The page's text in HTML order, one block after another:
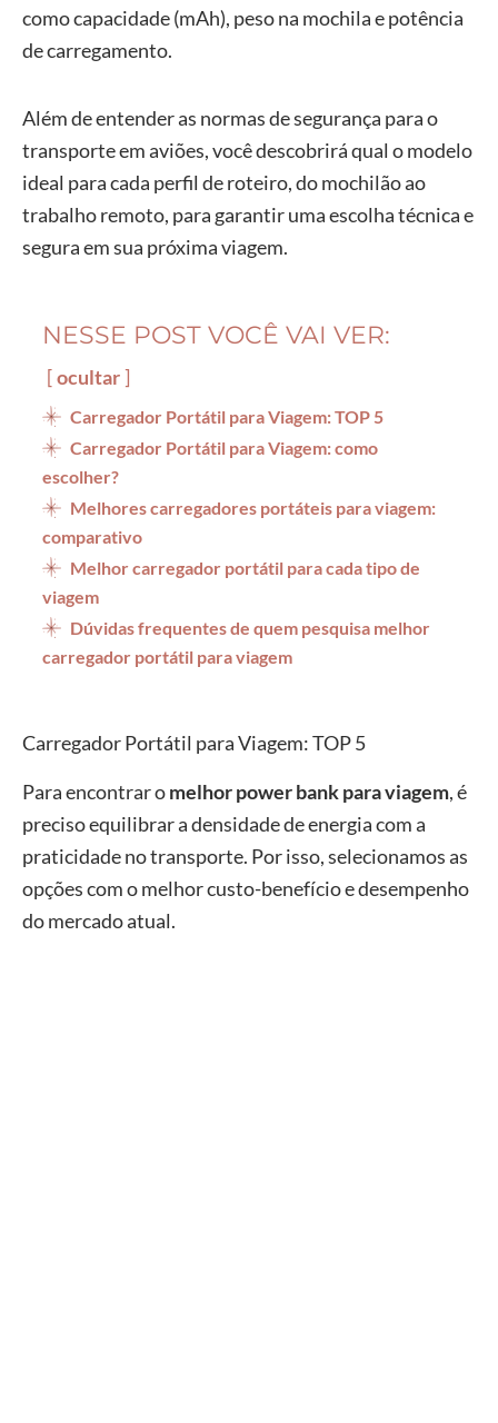
como capacidade (mAh), peso na mochila e potência
de carregamento.
Além de entender as normas de segurança para o
transporte em aviões, você descobrirá qual o modelo
ideal para cada perfil de roteiro, do mochilão ao
trabalho remoto, para garantir uma escolha técnica e
segura em sua próxima viagem.
NESSE POST VOCÊ VAI VER:
ocultar
Carregador Portátil para Viagem: TOP 5
Carregador Portátil para Viagem: como
escolher?
Melhores carregadores portáteis para viagem:
comparativo
Melhor carregador portátil para cada tipo de
viagem
Dúvidas frequentes de quem pesquisa melhor
carregador portátil para viagem
Carregador Portátil para Viagem: TOP 5
Para encontrar omelhor power bank para viagem, é
preciso equilibrar a densidade de energia com a
praticidade no transporte. Por isso, selecionamos as
opções com o melhor custo-benefício e desempenho
do mercado atual.